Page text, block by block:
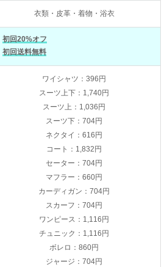
衣類・皮革・着物・浴衣
初回20%オフ
初回送料無料
ワイシャツ：396円
スーツ上下：1,740円
スーツ上：1,036円
スーツ下：704円
ネクタイ：616円
コート：1,832円
セーター：704円
マフラー：660円
カーディガン：704円
スカーフ：704円
ワンピース：1,116円
チュニック：1,116円
ボレロ：860円
ジャージ：704円